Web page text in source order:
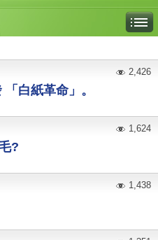
白紙革命」。
2,426
?
1,624
1,438